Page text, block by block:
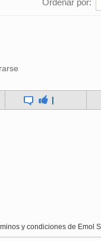
|
y condiciones de Emol